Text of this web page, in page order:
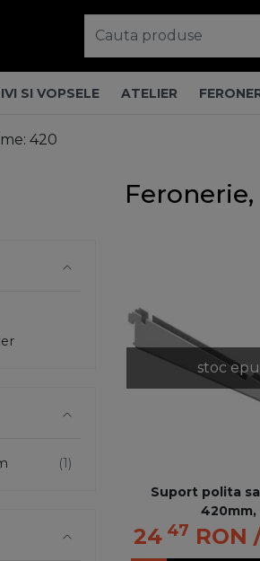
SI VOPSELE ATELIER
420
stoc
Suport polita
420mm,
24 47 RON